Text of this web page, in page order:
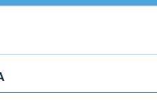
и увеличения капитала